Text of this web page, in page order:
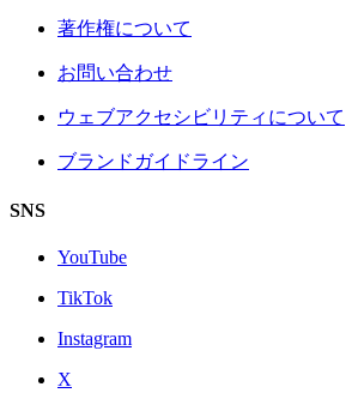
著作権について
お問い合わせ
ウェブアクセシビリティについて
ブランドガイドライン
SNS
YouTube
TikTok
Instagram
X